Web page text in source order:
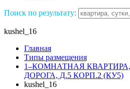
Поиск по результату:
kushel_16
Главная
Типы размещения
1–КОМНАТНАЯ
ДОРОГА, Д.5 КОРП.2 (КУ5)
kushel_16